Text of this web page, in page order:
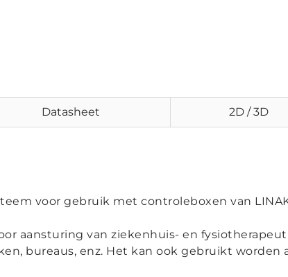
Datasheet 2D / 3D
voor gebruik met controleboxen van
aansturing van ziekenhuis- en
bureaus, enz. Het kan ook gebruikt worden